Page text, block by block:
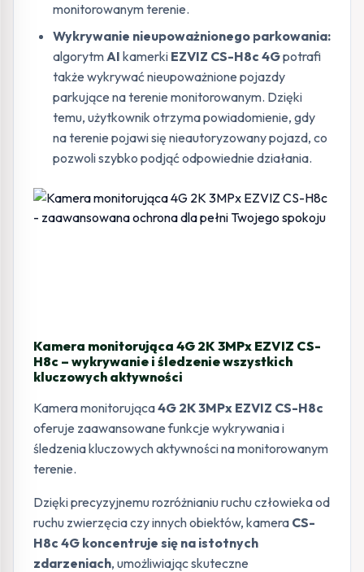
monitorowanym terenie.
Wykrywanie nieupoważnionego parkowania:
algorytmAI kamerki EZVIZ CS-H8c 4Gpotrafi
także wykrywać nieupoważnione pojazdy
parkujące na terenie monitorowanym. Dzięki
temu, użytkownik otrzyma powiadomienie, gdy
na terenie pojawi się nieautoryzowany pojazd, co
pozwoli szybko podjąć odpowiednie działania.
Kamera monitorująca 4G 2K 3MPx EZVIZ CS-
H8c – wykrywanie i śledzenie wszystkich
kluczowych aktywności
Kamera monitorująca4G 2K 3MPx EZVIZ CS-H8c
oferuje zaawansowane funkcje wykrywania i
śledzenia kluczowych aktywności na monitorowanym
terenie.
Dzięki precyzyjnemu rozróżnianiu ruchu człowieka od
ruchu zwierzęcia czy innych obiektów, kamera CS-
H8c 4G koncentruje się na istotnych
zdarzeniach, umożliwiając skuteczne